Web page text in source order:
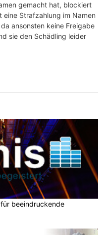
gemacht hat, blockiert
Strafzahlung im Namen
ansonsten keine Freigabe
sie den Schädling leider
beeindruckende